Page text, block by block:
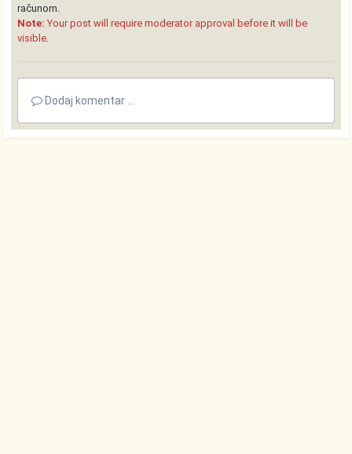
računom.
Note: Your post will require moderator approval before it will be
visible.
Dodaj komentar ...